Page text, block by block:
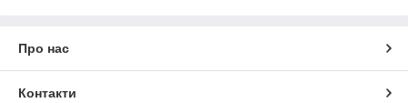
Про нас
Контакти